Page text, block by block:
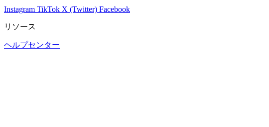
Instagram TikTok X (Twitter) Facebook
リソース
ヘルプセンター